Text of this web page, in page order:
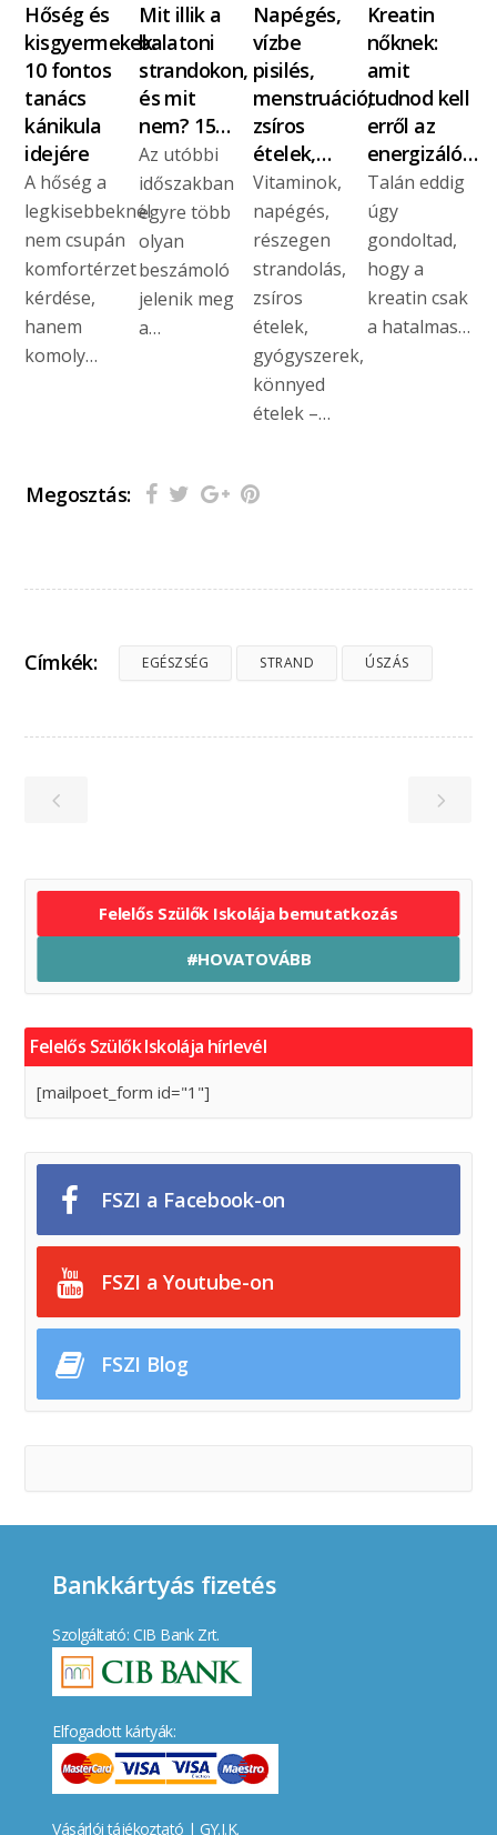
Hőség és
kisgyermekek:
10 fontos
tanács
kánikula
idejére
A hőség a
legkisebbeknél
nem csupán
komfortérzet
kérdése,
hanem
komoly…
Mit illik a
balatoni
strandokon,
és mit
nem? 15…
Az utóbbi
időszakban
egyre több
olyan
beszámoló
jelenik meg
a…
Napégés,
vízbe
pisilés,
menstruáció,
zsíros
ételek,…
Vitaminok,
napégés,
részegen
strandolás,
zsíros
ételek,
gyógyszerek,
könnyed
ételek –…
Kreatin
nőknek:
amit
tudnod kell
erről az
energizáló…
Talán eddig
úgy
gondoltad,
hogy a
kreatin csak
a hatalmas…
Megosztás:
Címkék: EGÉSZSÉG STRAND ÚSZÁS
Felelős Szülők Iskolája bemutatkozás
#HOVATOVÁBB
Felelős Szülők Iskolája hírlevél
[mailpoet_form id="1"]
FSZI a Facebook-on
FSZI a Youtube-on
FSZI Blog
Bankkártyás fizetés
Szolgáltató: CIB Bank Zrt.
Elfogadott kártyák:
Vásárlói tájékoztató | GY.I.K.